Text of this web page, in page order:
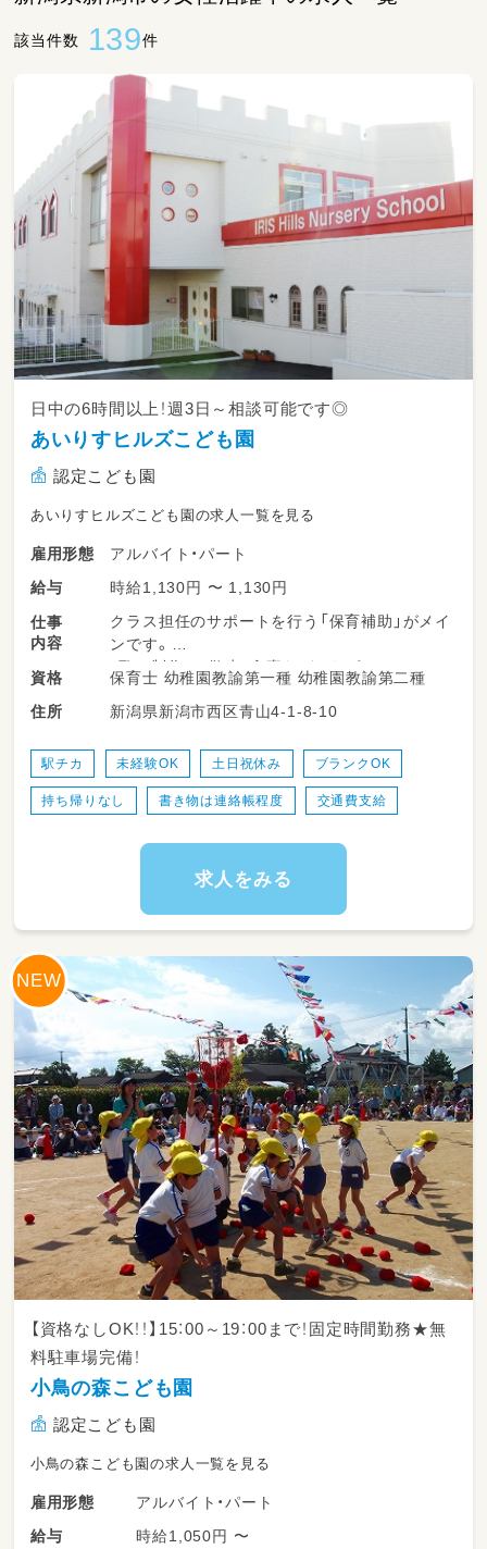
該当件数 139件
日中の6時間以上！週3日～相談可能です◎
あいりすヒルズこども園
認定こども園
あいりすヒルズこども園の求人一覧を見る
雇用形態
アルバイト・パート
給与
時給1,130円 〜 1,130円
仕事
内容
クラス担任のサポートを行う「保育補助」がメイ
ンです。
・歌や制作、お散歩、食事などのサポート
・園内の清掃や片付け
・連絡帳の作成補助、行事の準備
年間計画などの難しい書類作成は、基本的にク
ラス担任が行います。
ブランクがある方や未経験の方でも、少しずつ
園児数75名に対し、スタッフは27名。
活躍しています。
子ども・保護者・保育士の垣根を超え、
小さなことでも気軽に話せる信頼を築き、
一人ひとりを大切に地域に愛される園を目指し
資格
保育士 幼稚園教諭第一種 幼稚園教諭第二種
住所
新潟県新潟市西区青山4-1-8-10
駅チカ 未経験OK 土日祝休み ブランクOK
持ち帰りなし 書き物は連絡帳程度 交通費支給
求人をみる
【資格なしOK！！】15：00～19：00まで！固定時間勤務★無
料駐車場完備！
小鳥の森こども園
認定こども園
小鳥の森こども園の求人一覧を見る
雇用形態
アルバイト・パート
給与
時給1,050円 〜